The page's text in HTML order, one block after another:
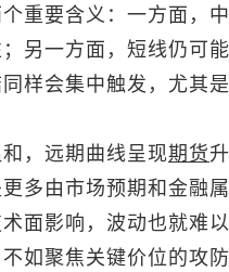
重要含义：一方面，
另一方面，短线仍可
样会集中触发，尤其
，远期曲线呈现期货
多由市场预期和金融
面影响，波动也就难
如聚焦关键价位的攻